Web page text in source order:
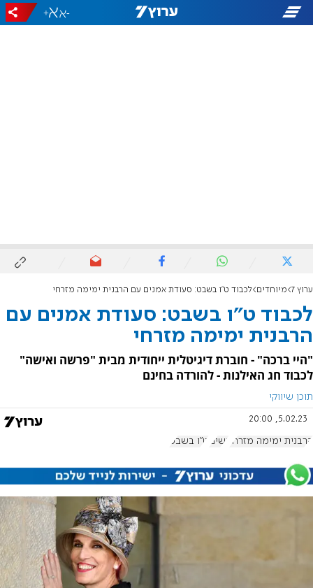
-
+
ערוץ 7 מיוחדים לכבוד ט"ו בשבט: סעודת אמנים עם הרבנית ימימה מזרחי
לכבוד ט"ו בשבט: סעודת אמנים עם
הרבנית ימימה מזרחי
"היי ברכה" - חוברת דיגיטלית ייחודית מבית "פרשה ואישה"
לכבוד חג האילנות - להורדה בחינם
תוכן שיווקי
5.02.23, 20:00
הרבנית ימימה מזרחי נשים ט"ו בשבט